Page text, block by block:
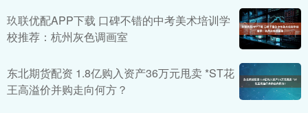
玖联优配APP下载 口碑不错的中考美术培训学
校推荐：杭州灰色调画室
东北期货配资 1.8亿购入资产36万元甩卖 *ST花
王高溢价并购走向何方？